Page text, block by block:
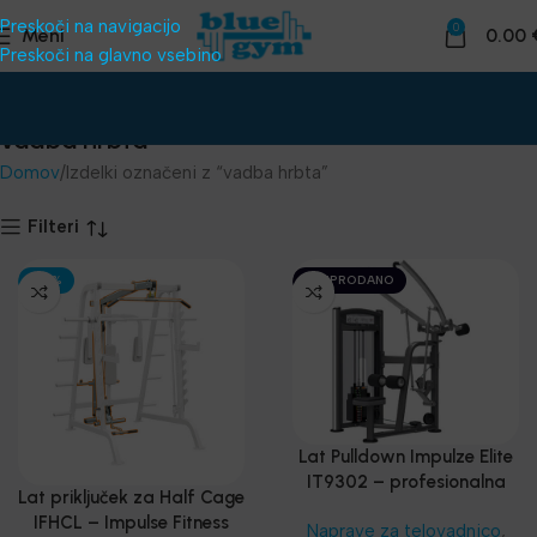
Preskoči na navigacijo
Preskoči na glavno vsebino
Meni 0 0.00
vadba hrbta
Domov Izdelki označeni z “vadba hrbta”
Filteri
-30%
Lat priključek za Half Cage
IFHCL – Impulse Fitness
RAZPRODANO
Lat Pulldown Impulze Elite
IT9302 – profesionalna
Naprave za telovadnico,